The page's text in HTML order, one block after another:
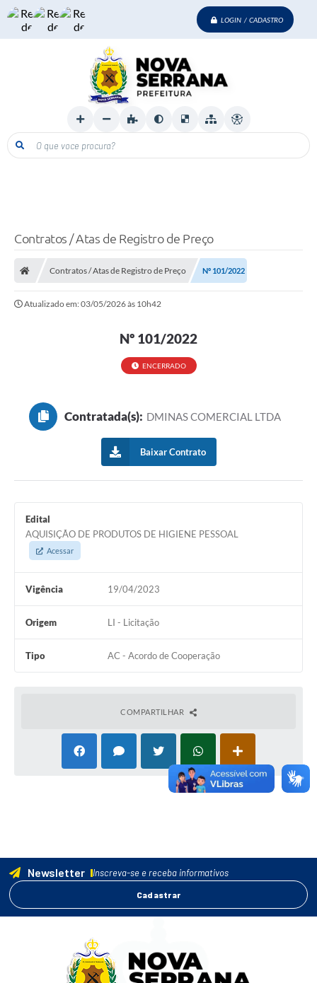
LOGIN / CADASTRO
O que voce procura?
Contratos / Atas de Registro de Preço
Contratos / Atas de Registro de Preço Nº 101/2022
Atualizado em: 03/05/2026 às 10h42
Nº 101/2022
ENCERRADO
Contratada(s): DMINAS COMERCIAL LTDA
Baixar Contrato
Edital
AQUISIÇÃO DE PRODUTOS DE HIGIENE PESSOAL
Acessar
Vigência 19/04/2023
Origem LI - Licitação
Tipo AC - Acordo de Cooperação
COMPARTILHAR
Newsletter Inscreva-se e receba informativos
Cadastrar